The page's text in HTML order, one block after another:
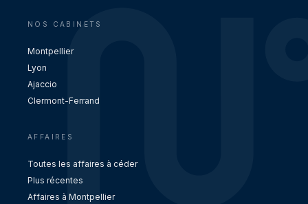
NOS CABINETS
Montpellier
Lyon
Ajaccio
Clermont-Ferrand
AFFAIRES
Toutes les affaires à céder
Plus récentes
Affaires à Montpellier